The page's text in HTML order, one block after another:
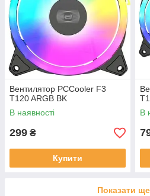
Вентилятор PCCooler F3
T120 ARGB BK
В наявності
299 ₴
Купити
В
Показати ще